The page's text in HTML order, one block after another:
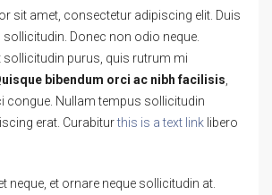
sit amet, consectetur adipiscing elit. Duis
Donec non odio neque.
sollicitudin purus, quis rutrum mi
bibendum orci ac nibh facilisis
congue. Nullam tempus sollicitudin
erat. Curabiturthis is a text link libero
neque, et ornare neque sollicitudin at.